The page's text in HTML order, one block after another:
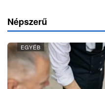
Népszerű
EGYÉB